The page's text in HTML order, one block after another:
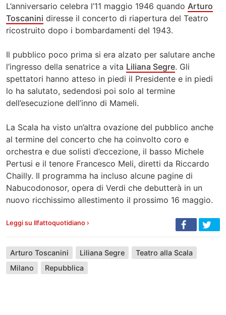
L’anniversario celebra l’11 maggio 1946 quando Arturo
Toscanini diresse il concerto di riapertura del Teatro
ricostruito dopo i bombardamenti del 1943.
Il pubblico poco prima si era alzato per salutare anche
l’ingresso della senatrice a vita Liliana Segre. Gli
spettatori hanno atteso in piedi il Presidente e in piedi
lo ha salutato, sedendosi poi solo al termine
dell’esecuzione dell’inno di Mameli.
La Scala ha visto un’altra ovazione del pubblico anche
al termine del concerto che ha coinvolto coro e
orchestra e due solisti d’eccezione, il basso Michele
Pertusi e il tenore Francesco Meli, diretti da Riccardo
Chailly. Il programma ha incluso alcune pagine di
Nabucodonosor, opera di Verdi che debutterà in un
nuovo ricchissimo allestimento il prossimo 16 maggio.
Leggi su Ilfattoquotidiano ›
Arturo Toscanini Liliana Segre
Teatro alla Scala
Milano
Repubblica